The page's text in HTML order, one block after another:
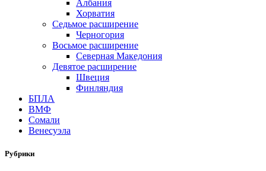
Албания
Хорватия
Седьмое расширение
Черногория
Восьмое расширение
Северная Македония
Девятое расширение
Швеция
Финляндия
БПЛА
ВМФ
Сомали
Венесуэла
Рубрики